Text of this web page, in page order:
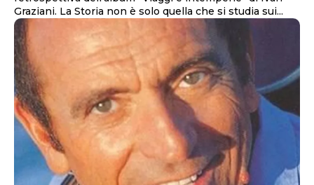
Graziani. La Storia non è solo quella che si studia sui...